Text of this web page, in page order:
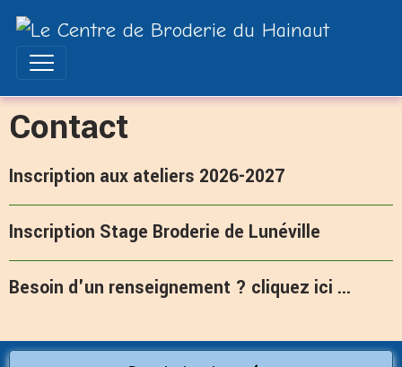
Contact
Inscription aux ateliers 2026-2027
Inscription Stage Broderie de Lunéville
Besoin d'un renseignement ? cliquez ici ...